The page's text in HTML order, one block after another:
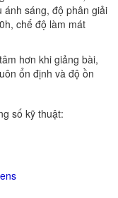
ánh sáng, độ phân giải
chế độ làm mát
hơn khi giảng bài,
ổn định và độ ồn
số kỹ thuật: